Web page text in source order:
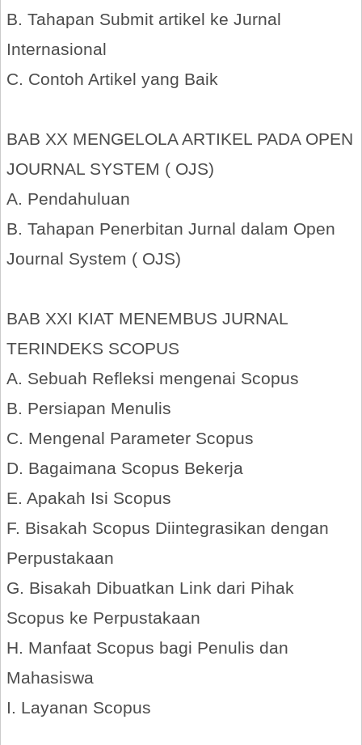
B. Tahapan Submit artikel ke Jurnal
Internasional
C. Contoh Artikel yang Baik
BAB XX MENGELOLA ARTIKEL PADA OPEN
JOURNAL SYSTEM ( OJS)
A. Pendahuluan
B. Tahapan Penerbitan Jurnal dalam Open
Journal System ( OJS)
BAB XXI KIAT MENEMBUS JURNAL
TERINDEKS SCOPUS
A. Sebuah Refleksi mengenai Scopus
B. Persiapan Menulis
C. Mengenal Parameter Scopus
D. Bagaimana Scopus Bekerja
E. Apakah Isi Scopus
F. Bisakah Scopus Diintegrasikan dengan
Perpustakaan
G. Bisakah Dibuatkan Link dari Pihak
Scopus ke Perpustakaan
H. Manfaat Scopus bagi Penulis dan
Mahasiswa
I. Layanan Scopus